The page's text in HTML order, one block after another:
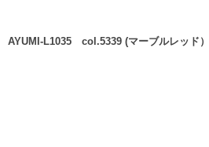
AYUMI-L1035 col.5339 (マーブルレッド）